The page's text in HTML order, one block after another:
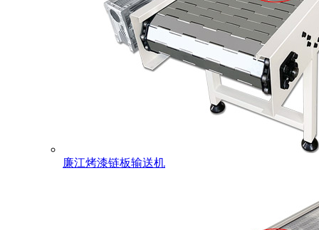
廉江烤漆链板输送机